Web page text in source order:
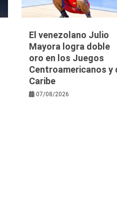
El venezolano Julio
Mayora logra doble
oro en los Juegos
Centroamericanos y
Caribe
07/08/2026